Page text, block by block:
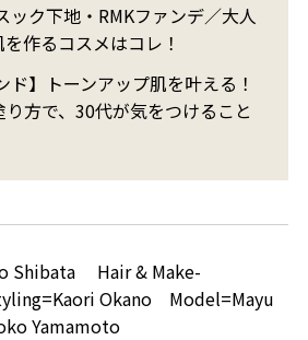
ック下地・RMKファンデ／大人
作るコスメはコレ！
ド】トーンアップ肌を叶える！
方で、30代が気をつけること
Shibata Hair & Make-
Okano Model=Mayu
Yamamoto